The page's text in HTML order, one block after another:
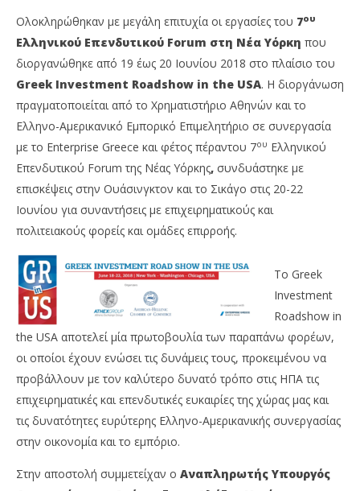
NOW VIEWING
Ολοκληρώθηκε το 7ο Ελληνικό Επενδυτικό Forum
στη Νέα Υόρκη
22/06/2018
Metoxes
Ολοκληρώθηκαν με μεγάλη επιτυχία οι εργασίες του 7ου
Ελληνικού Επενδυτικού Forum στη Νέα Υόρκη που
διοργανώθηκε από 19 έως 20 Ιουνίου 2018 στο πλαίσιο του
Greek Investment Roadshow in the USA. Η διοργάνωση
πραγματοποιείται από το Χρηματιστήριο Αθηνών και το
Ελληνο-Αμερικανικό Εμπορικό Επιμελητήριο σε συνεργασία
με το Enterprise Greece και φέτος πέραντου 7ου Ελληνικού
Επενδυτικού Forum της Νέας Υόρκης, συνδυάστηκε με
επισκέψεις στην Ουάσινγκτον και το Σικάγο στις 20-22
Ιουνίου για συναντήσεις με επιχειρηματικούς και
πολιτειακούς φορείς και ομάδες επιρροής.
Το Greek
Investment
Roadshow in
the USA αποτελεί μία πρωτοβουλία των παραπάνω φορέων,
οι οποίοι έχουν ενώσει τις δυνάμεις τους, προκειμένου να
προβάλλουν με τον καλύτερο δυνατό τρόπο στις ΗΠΑ τις
επιχειρηματικές και επενδυτικές ευκαιρίες της χώρας μας και
τις δυνατότητες ευρύτερης Ελληνο-Αμερικανικής συνεργασίας
στην οικονομία και το εμπόριο.
Στην αποστολή συμμετείχαν ο Αναπληρωτής Υπουργός